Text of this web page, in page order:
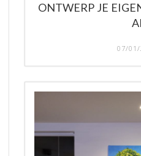
ONTWERP JE
AI
07/01/